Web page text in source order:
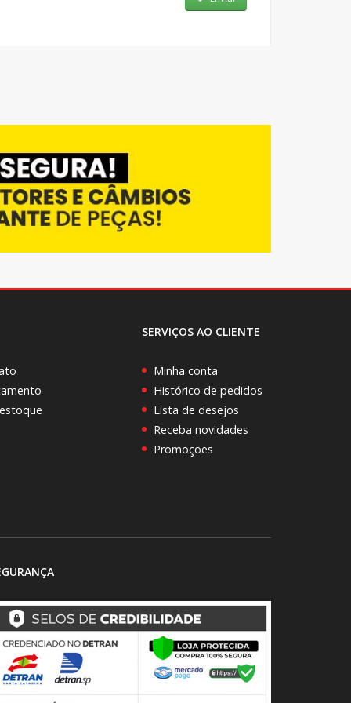
SERVIÇOS AO CLIENTE
Minha conta
Histórico de pedidos
Lista de desejos
Receba novidades
Promoções